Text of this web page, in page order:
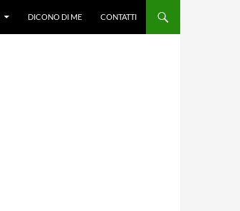
DICONO DI ME CONTATTI